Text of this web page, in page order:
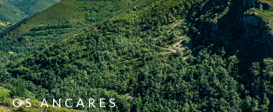
OS ANCARES